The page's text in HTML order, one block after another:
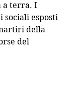
a terra. I
sociali esposti
della
del